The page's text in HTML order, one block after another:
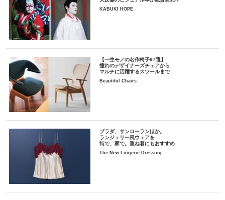
KABUKI HOPE
【一生モノの名作椅子97選】
憧れのデザイナーズチェアから
マルチに活躍するスツールまで
Beautiful Chairs
プラダ、サンローランほか。
ランジェリー風ウェアを
街で、家で。重ね着にもおすすめ
The New Lingerie Dressing